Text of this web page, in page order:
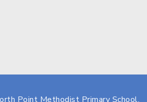
Point Methodist Primary School.